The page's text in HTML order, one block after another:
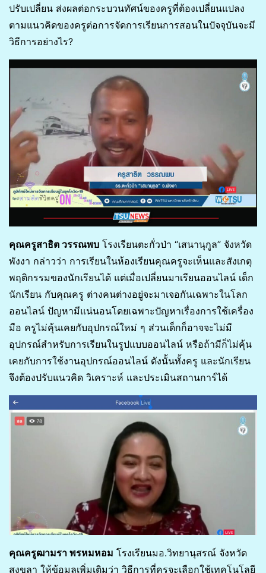
ปรับเปลี่ยน ส่งผลต่อกระบวนทัศน์ของครูที่ต้องเปลี่ยนแปลง
ตามแนวคิดของครูต่อการจัดการเรียนการสอนในปัจจุบันจะมี
วิธีการอย่างไร?
คุณครูสาธิต วรรณพบ โรงเรียนตะกั่วป่า “เสนานุกูล” จังหวัด
พังงา กล่าวว่า การเรียนในห้องเรียนคุณครูจะเห็นและสังเกตุ
พฤติกรรมของนักเรียนได้ แต่เมื่อเปลี่ยนมาเรียนออนไลน์ เด็ก
นักเรียน กับคุณครู ต่างคนต่างอยู่จะมาเจอกันเฉพาะในโลก
ออนไลน์ ปัญหามีแน่นอนโดยเฉพาะปัญหาเรื่องการใช้เครื่อง
มือ ครูไม่คุ้นเคยกับอุปกรณ์ใหม่ ๆ ส่วนเด็กก็อาจจะไม่มี
อุปกรณ์สำหรับการเรียนในรูปแบบออนไลน์ หรือถ้ามีก็ไม่คุ้น
เคยกับการใช้งานอุปกรณ์ออนไลน์ ดังนั้นทั้งครู และนักเรียน
จึงต้องปรับแนวคิด วิเคราะห์ และประเมินสถานการ์ได้
คุณครูฒามรา พรหมหอม โรงเรียนมอ.วิทยานุสรณ์ จังหวัด
สงขลา ให้ข้อมูลเพิ่มเติมว่า วิธีการที่ครูจะเลือกใช้เทคโนโลยี